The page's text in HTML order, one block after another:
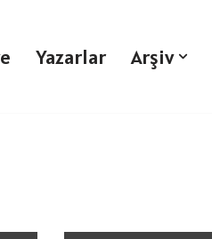
Yazarlar Arşiv